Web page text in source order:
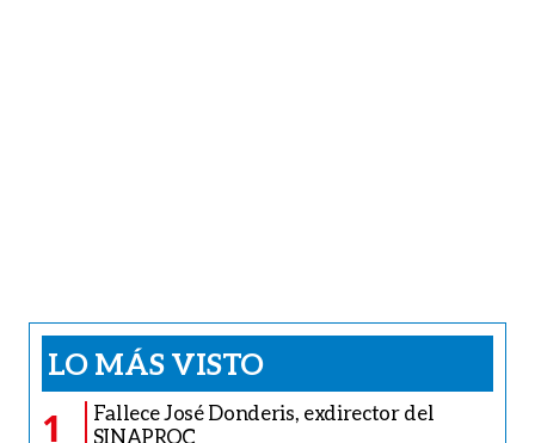
LO MÁS VISTO
1
Fallece José Donderis, exdirector del
SINAPROC